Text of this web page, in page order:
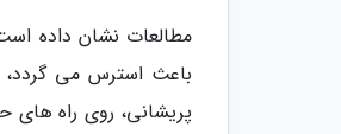
باعث استرس می گردد،
پریشانی، روی راه های